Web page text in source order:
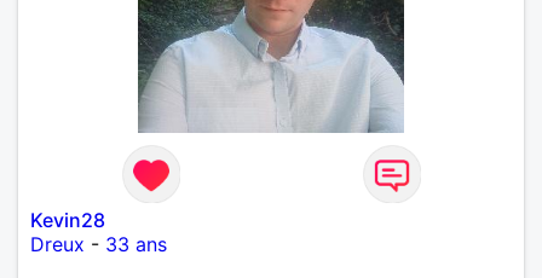
Kevin28
Dreux - 33 ans